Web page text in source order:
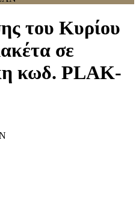
του Κυρίου
σε
κωδ. PLAK-